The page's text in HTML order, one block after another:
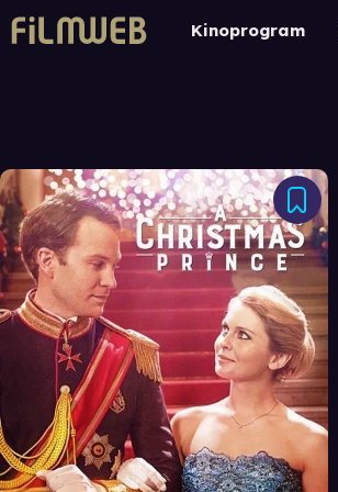
Kinoprogram